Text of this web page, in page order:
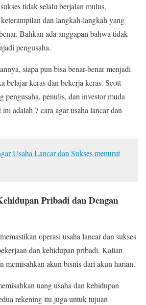
tidak selalu berjalan mulus,
dan langkah-langkah yang
Bahkan ada anggapan bahwa tidak
pengusaha.
siapa pun bisa benar-benar menjadi
belajar keras dan bekerja keras. Scott
pengusaha, penulis, dan investor muda
adalah 7 cara agar usaha lancar dan
Usaha Lancar dan Sukses menurut
Pribadi dan Dengan
operasi usaha lancar dan sukses
dan kehidupan pribadi. Kalian
memisahkan akun bisnis dari akun harian.
uang usaha dan kehidupan
rekening itu juga untuk tujuan